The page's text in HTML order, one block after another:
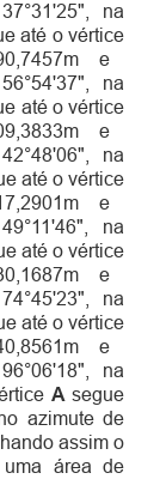
na
até o vértice
e
na
até o vértice
e
na
até o vértice
e
na
até o vértice
e
na
até o vértice
e
na
A segue
azimute de
assim o
uma área de